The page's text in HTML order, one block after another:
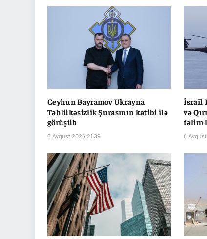
Ceyhun Bayramov Ukrayna
Təhlükəsizlik Şurasının katibi ilə
görüşüb
6 Avqust 2026 21:39
İsrail
və
təlim
6